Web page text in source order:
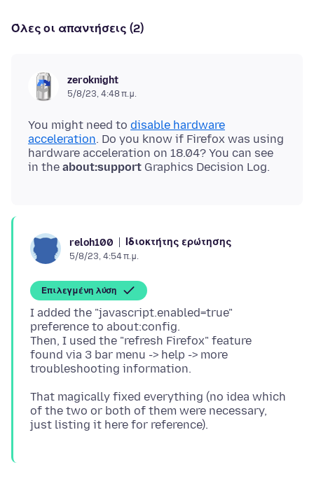
Όλες οι απαντήσεις (2)
zeroknight
5/8/23, 4:48 π.μ.
You might need to disable hardware
acceleration. Do you know if Firefox was using
hardware acceleration on 18.04? You can see
in the about:support
reloh100 Ιδιοκτήτης ερώτησης
5/8/23, 4:54 π.μ.
Επιλεγμένη λύση
I added the "javascript.enabled=true"
preference to about:config.
Then, I used the "refresh Firefox" feature
found via 3 bar menu -> help -> more
That magically fixed everything (no idea which
of the two or both of them were necessary,